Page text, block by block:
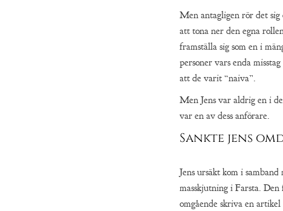
Men antagligen rör det sig
att tona ner den egna
framställa sig som en i
personer vars enda
att de varit “naiva”.
Men Jens var aldrig en i
var en av dess anförare.
Sankte jens
Jens ursäkt kom i samband
masskjutning i Farsta. Den
omgående skriva en artikel